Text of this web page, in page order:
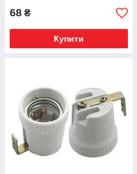
68 ₴
Купити